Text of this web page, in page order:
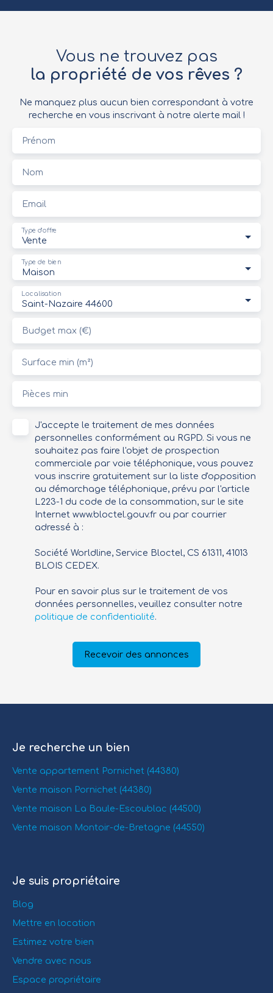
Vous ne trouvez pas
la propriété de vos rêves ?
Ne manquez plus aucun bien correspondant à votre
recherche en vous inscrivant à notre alerte mail !
Prénom
Nom
Email
Vente
Type d'offre
Maison
Type de bien
Saint-Nazaire 44600
Localisation
Budget max (€)
Surface min (m²)
Pièces min
J'accepte le traitement de mes données
personnelles conformément au RGPD. Si vous ne
souhaitez pas faire l'objet de prospection
commerciale par voie téléphonique, vous pouvez
vous inscrire gratuitement sur la liste d'opposition
au démarchage téléphonique, prévu par l'article
L223-1 du code de la consommation, sur le site
Internet www.bloctel.gouv.fr ou par courrier
adressé à :
Société Worldline, Service Bloctel, CS 61311, 41013
BLOIS CEDEX.
Pour en savoir plus sur le traitement de vos
données personnelles, veuillez consulter notre
politique de confidentialité.
Recevoir des annonces
Je recherche un bien
Vente appartement Pornichet (44380)
Vente maison Pornichet (44380)
Vente maison La Baule-Escoublac (44500)
Vente maison Montoir-de-Bretagne (44550)
Je suis propriétaire
Blog
Mettre en location
Estimez votre bien
Vendre avec nous
Espace propriétaire